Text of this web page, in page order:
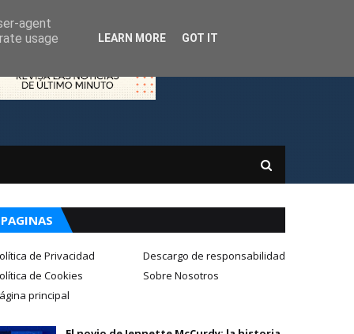
PAGINAS
de Privacidad
Descargo de responsabilidad
de Cookies
Sobre Nosotros
principal
agent
usage
LEARN MORE GOT IT